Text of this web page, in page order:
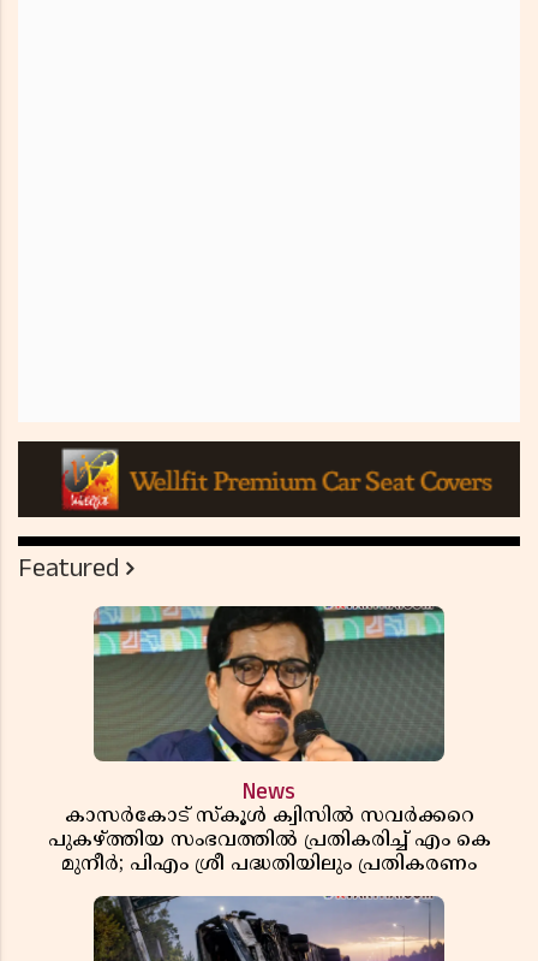
Featured
News
കാസർകോട് സ്കൂൾ ക്വിസിൽ സവർക്കറെ
പുകഴ്ത്തിയ സംഭവത്തിൽ പ്രതികരിച്ച് എം കെ
മുനീർ; പിഎം ശ്രീ പദ്ധതിയിലും പ്രതികരണം